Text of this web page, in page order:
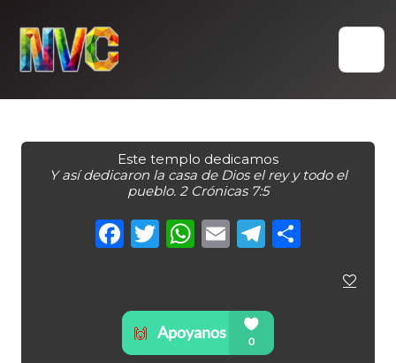
content
Este templo dedicamos
Y así dedicaron la casa de Dios el rey y todo el
pueblo. 2 Crónicas 7:5
Facebook
Twitter
WhatsApp
Email